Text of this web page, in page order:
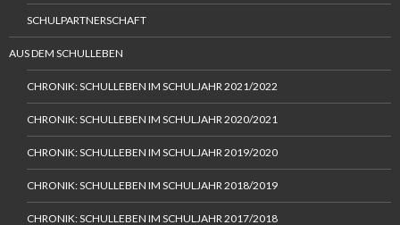
SCHULPARTNERSCHAFT
AUS DEM SCHULLEBEN
CHRONIK: SCHULLEBEN IM SCHULJAHR 2021/2022
CHRONIK: SCHULLEBEN IM SCHULJAHR 2020/2021
CHRONIK: SCHULLEBEN IM SCHULJAHR 2019/2020
CHRONIK: SCHULLEBEN IM SCHULJAHR 2018/2019
CHRONIK: SCHULLEBEN IM SCHULJAHR 2017/2018